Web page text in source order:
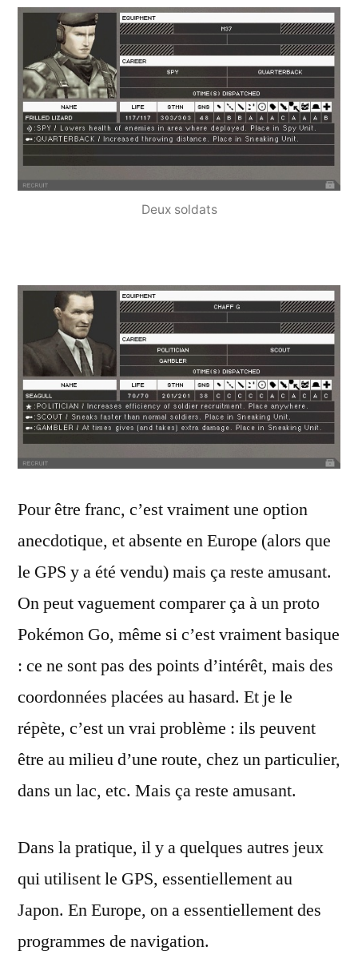
Deux soldats
Pour être franc, c’est vraiment une option
anecdotique, et absente en Europe (alors que
le GPS y a été vendu) mais ça reste amusant.
On peut vaguement comparer ça à un proto
Pokémon Go, même si c’est vraiment basique
: ce ne sont pas des points d’intérêt, mais des
coordonnées placées au hasard. Et je le
répète, c’est un vrai problème : ils peuvent
être au milieu d’une route, chez un particulier,
dans un lac, etc. Mais ça reste amusant.
Dans la pratique, il y a quelques autres jeux
qui utilisent le GPS, essentiellement au
Japon. En Europe, on a essentiellement des
programmes de navigation.